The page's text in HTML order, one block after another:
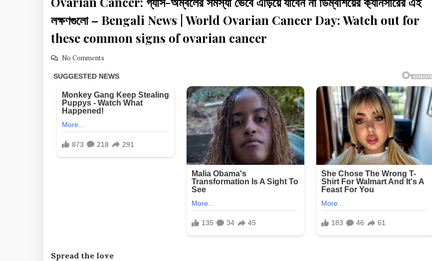
লক্ষণগুলো – Bengali News | World Ovarian Cancer Day: Watch out for
these common signs of ovarian cancer
No Comments
Spread the love